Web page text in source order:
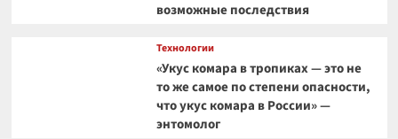
возможные последствия
Технологии
«Укус комара в тропиках — это не
то же самое по степени опасности,
что укус комара в России» —
энтомолог